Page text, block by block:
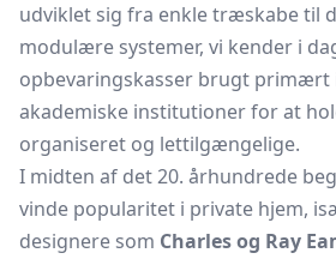
udviklet sig fra enkle træskabe til
modulære systemer, vi kender i
opbevaringskasser brugt primært
akademiske institutioner for at
organiseret og lettilgængelige.
I midten af det 20. århundrede
vinde popularitet i private hjem,
designere som Charles og Ray